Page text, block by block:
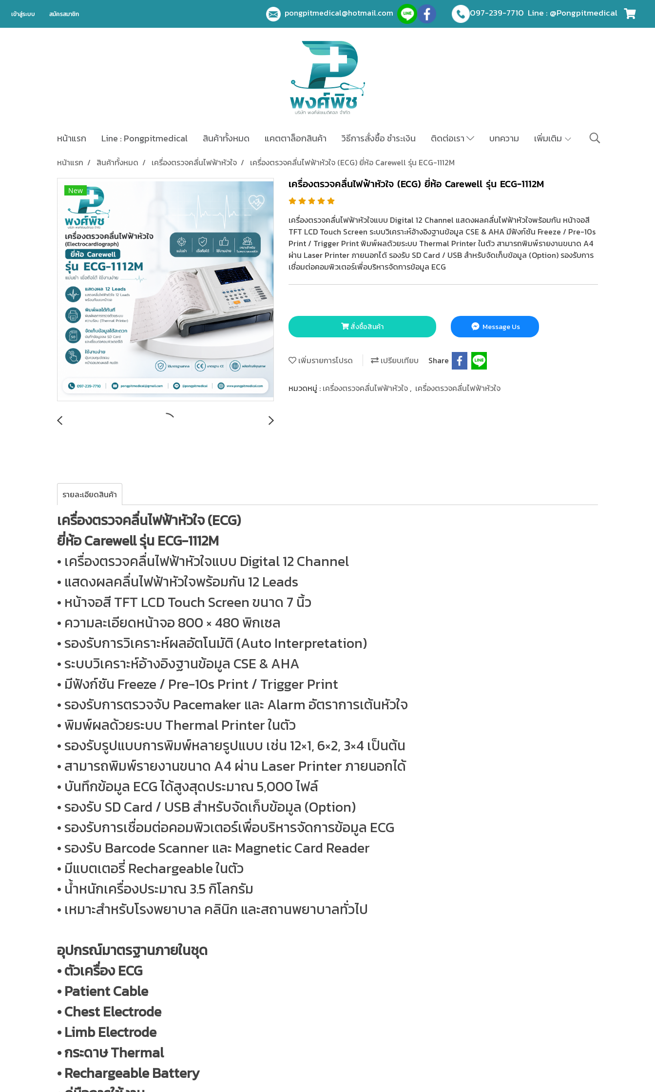
เข้าสู่ระบบ สมัครสมาชิก pongpitmedical@hotmail.com 097-239-7710 Line : @Pongpitmedical
หน้าแรก Line : Pongpitmedical สินค้าทั้งหมด แคตตาล็อกสินค้า วิธีการสั่งซื้อ ชำระเงิน ติดต่อเรา บทความ เพิ่มเติม
หน้าแรก สินค้าทั้งหมด เครื่องตรวจคลื่นไฟฟ้าหัวใจ เครื่องตรวจคลื่นไฟฟ้าหัวใจ (ECG) ยี่ห้อ Carewell รุ่น ECG-1112M
New เครื่องตรวจคลื่นไฟฟ้าหัวใจ (ECG) ยี่ห้อ Carewell รุ่น ECG-1112M
เครื่องตรวจคลื่นไฟฟ้าหัวใจแบบ Digital 12 Channel แสดงผลคลื่นไฟฟ้าหัวใจพร้อมกัน หน้าจอสี
TFT LCD Touch Screen ระบบวิเคราะห์อ้างอิงฐานข้อมูล CSE & AHA มีฟังก์ชัน Freeze / Pre-10s
Print / Trigger Print พิมพ์ผลด้วยระบบ Thermal Printer ในตัว สามารถพิมพ์รายงานขนาด A4
ผ่าน Laser Printer ภายนอกได้ รองรับ SD Card / USB สำหรับจัดเก็บข้อมูล (Option) รองรับการ
เชื่อมต่อคอมพิวเตอร์เพื่อบริหารจัดการข้อมูล ECG
สั่งซื้อสินค้า Message Us
เพิ่มรายการโปรด เปรียบเทียบ Share
หมวดหมู่ : เครื่องตรวจคลื่นไฟฟ้าหัวใจ , เครื่องตรวจคลื่นไฟ ฟ้าหัวใจ
รายละเอียดสินค้า
เครื่องตรวจคลื่นไฟฟ้าหัวใจ (ECG)
ยี่ห้อ Carewell รุ่น ECG-1112M
• เครื่องตรวจคลื่นไฟฟ้าหัวใจแบบ Digital 12 Channel
• แสดงผลคลื่นไฟฟ้าหัวใจพร้อมกัน 12 Leads
• หน้าจอสี TFT LCD Touch Screen ขนาด 7 นิ้ว
• ความละเอียดหน้าจอ 800 × 480 พิกเซล
• รองรับการวิเคราะห์ผลอัตโนมัติ (Auto Interpretation)
• ระบบวิเคราะห์อ้างอิงฐานข้อมูล CSE & AHA
• มีฟังก์ชัน Freeze / Pre-10s Print / Trigger Print
• รองรับการตรวจจับ Pacemaker และ Alarm อัตราการเต้นหัวใจ
• พิมพ์ผลด้วยระบบ Thermal Printer ในตัว
• รองรับรูปแบบการพิมพ์หลายรูปแบบ เช่น 12×1, 6×2, 3×4 เป็นต้น
• สามารถพิมพ์รายงานขนาด A4 ผ่าน Laser Printer ภายนอกได้
• บันทึกข้อมูล ECG ได้สูงสุดประมาณ 5,000 ไฟล์
• รองรับ SD Card / USB สำหรับจัดเก็บข้อมูล (Option)
• รองรับการเชื่อมต่อคอมพิวเตอร์เพื่อบริหารจัดการข้อมูล ECG
• รองรับ Barcode Scanner และ Magnetic Card Reader
• มีแบตเตอรี่ Rechargeable ในตัว
• น้ำหนักเครื่องประมาณ 3.5 กิโลกรัม
• เหมาะสำหรับโรงพยาบาล คลินิก และสถานพยาบาลทั่วไป
อุปกรณ์มาตรฐานภายในชุด
• ตัวเครื่อง ECG
• Patient Cable
• Chest Electrode
• Limb Electrode
• กระดาษ Thermal
• Rechargeable Battery